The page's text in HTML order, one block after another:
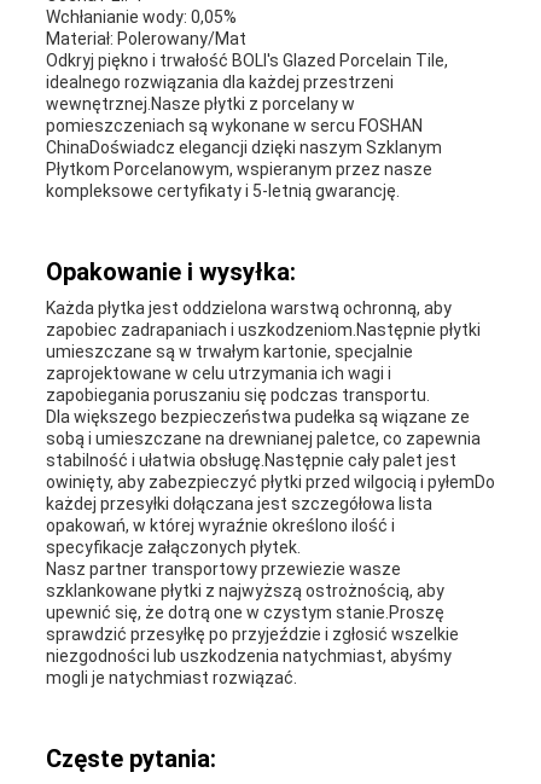
Wchłanianie wody: 0,05%
Materiał: Polerowany/Mat
Odkryj piękno i trwałość BOLI's Glazed Porcelain Tile,
idealnego rozwiązania dla każdej przestrzeni
wewnętrznej.Nasze płytki z porcelany w
pomieszczeniach są wykonane w sercu FOSHAN
ChinaDoświadcz elegancji dzięki naszym Szklanym
Płytkom Porcelanowym, wspieranym przez nasze
kompleksowe certyfikaty i 5-letnią gwarancję.
Opakowanie i wysyłka:
Każda płytka jest oddzielona warstwą ochronną, aby
zapobiec zadrapaniach i uszkodzeniom.Następnie płytki
umieszczane są w trwałym kartonie, specjalnie
zaprojektowane w celu utrzymania ich wagi i
zapobiegania poruszaniu się podczas transportu.
Dla większego bezpieczeństwa pudełka są wiązane ze
sobą i umieszczane na drewnianej paletce, co zapewnia
stabilność i ułatwia obsługę.Następnie cały palet jest
owinięty, aby zabezpieczyć płytki przed wilgocią i pyłemDo
każdej przesyłki dołączana jest szczegółowa lista
opakowań, w której wyraźnie określono ilość i
specyfikacje załączonych płytek.
Nasz partner transportowy przewiezie wasze
szklankowane płytki z najwyższą ostrożnością, aby
upewnić się, że dotrą one w czystym stanie.Proszę
sprawdzić przesyłkę po przyjeździe i zgłosić wszelkie
niezgodności lub uszkodzenia natychmiast, abyśmy
mogli je natychmiast rozwiązać.
Częste pytania: